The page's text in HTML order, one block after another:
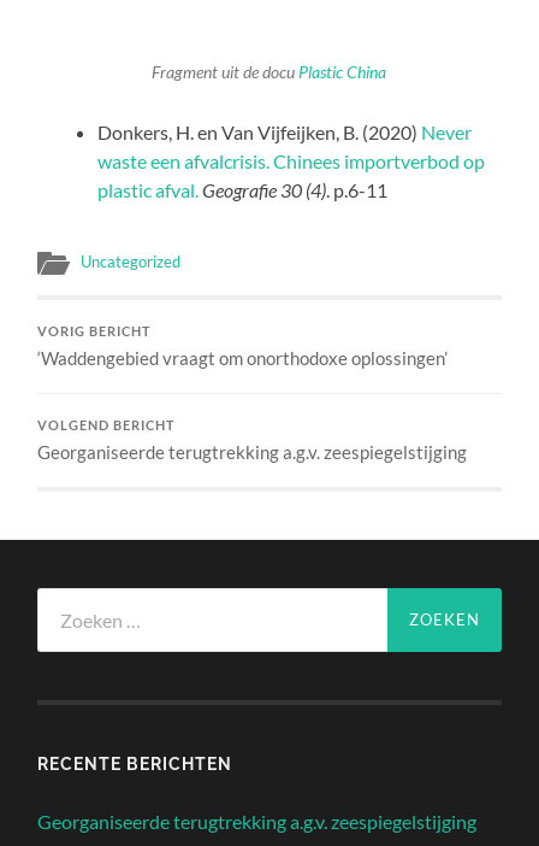
Fragment uit de docuPlastic China
Donkers, H. en Van Vijfeijken, B. (2020) Never
waste een afvalcrisis. Chinees importverbod op
plastic afval.Geografie 30 (4). p.6-11
Uncategorized
VORIG BERICHT
‘Waddengebied vraagt om onorthodoxe oplossingen’
VOLGEND BERICHT
Georganiseerde terugtrekking a.g.v. zeespiegelstijging
naar:
RECENTE BERICHTEN
Georganiseerde terugtrekking a.g.v. zeespiegelstijging